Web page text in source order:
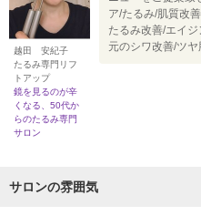
越田 安紀子
たるみ専門リフ
トアップ
鏡を見るのが辛
くなる、50代か
らのたるみ専門
サロン
ア/たるみ/肌質改
たるみ改善/エイ
元のシワ改善/ツヤ
サロンの雰囲気